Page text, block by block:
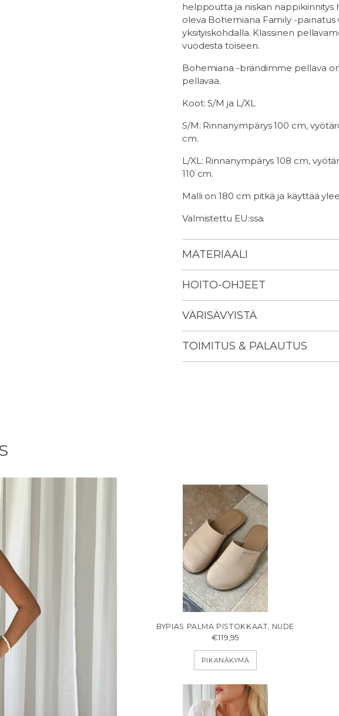
helppoutta ja niskan
oleva Bohemiana Family -
yksityiskohdalla. Klassinen
vuodesta toiseen.
Bohemiana -brändimme pellava
pellavaa.
Koot: S/M ja L/XL
S/M: Rinnanympärys 100 cm,
cm.
L/XL: Rinnanympärys 108 cm,
110 cm.
Malli on 180 cm pitkä ja käyttää
Valmistettu EU:ssa.
MATERIAALI
HOITO-OHJEET
VÄRISÄVYISTÄ
TOIMITUS & PALAUTUS
BYPIAS PALMA PISTOKKAAT, NUDE
€119,95
PIKANÄKYMÄ